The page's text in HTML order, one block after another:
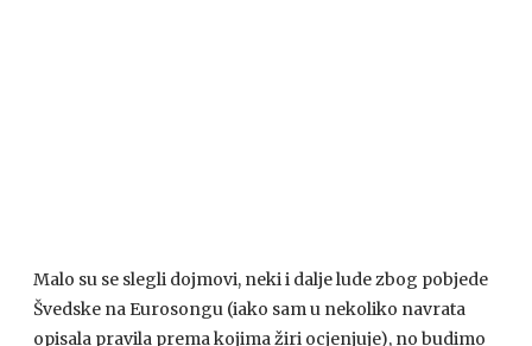
Malo su se slegli dojmovi, neki i dalje lude zbog pobjede
Švedske na Eurosongu (iako sam u nekoliko navrata
opisala pravila prema kojima žiri ocjenjuje), no budimo